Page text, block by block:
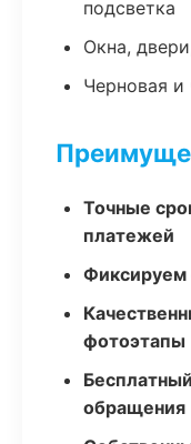
подсветка
Окна,
Черновая и
Точные
платежей
Фиксируем
фотоэтапы
обращения